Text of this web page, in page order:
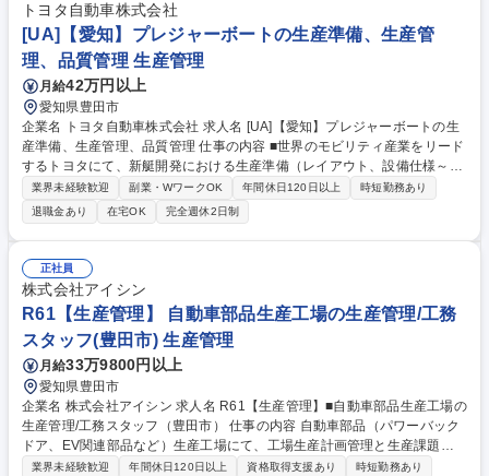
トヨタ自動車株式会社
[UA]【愛知】プレジャーボートの生産準備、生産管
理、品質管理 生産管理
月給42万円以上
愛知県豊田市
企業名 トヨタ自動車株式会社 求人名 [UA]【愛知】プレジャーボートの生
産準備、生産管理、品質管理 仕事の内容 ■世界のモビリティ産業をリード
するトヨタにて、新艇開発における生産準備（レイアウト、設備仕様～設
置、品質管理）、現生産艇の生産計画/管理、品質管理を担当していただき
ます。 【詳細】国内外の製造委託先との ■新艇開発の生産準備：レイアウ
ト設計、生産設備/型仕様～設置、品質造込 ■現行生産艇の生産管理：生産
計画/管理、品質管理 ■生産性向上：生産/品質改善 ※OEMメーカー様/部品
仕入先様と連携し、工場の生産/品質の安定化をはかる 募集職種 [UA]【愛
知】プレジャーボートの生産準備、生産管理、品質管理
業界未経験歓迎 副業・WワークOK 年間休日120日以上
時短勤務あり
退職金あり
在宅OK 完全週休2日制
正社員
株式会社アイシン
R61【生産管理】 自動車部品生産工場の生産管理/工務
スタッフ(豊田市) 生産管理
月給33万9800円以上
愛知県豊田市
企業名 株式会社アイシン 求人名 R61【生産管理】■自動車部品生産工場の
生産管理/工務スタッフ（豊田市） 仕事の内容 自動車部品（パワーバック
ドア、EV関連部品など）生産工場にて、工場生産計画管理と生産課題の
解決推進をお任せします。 【具体的には】■生産計画の立案および部品手
業界未経験歓迎 年間休日120日以上 資格取得支援あり
時短勤務あり